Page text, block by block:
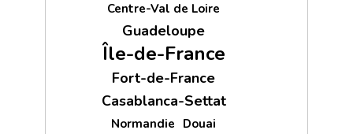
Centre-Val de Loire
Guadeloupe
Île-de-France
Fort-de-France
Casablanca-Settat
Normandie Douai